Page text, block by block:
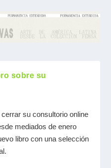
sobre su
su consultorio online
mediados de enero
libro con una selección